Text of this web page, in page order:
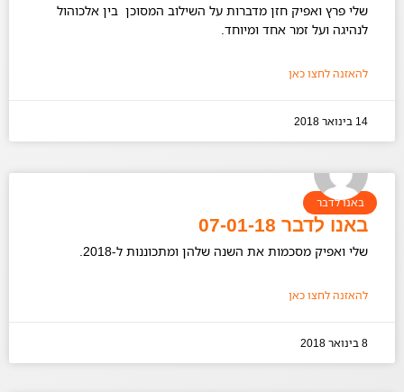
שלי פרץ ואפיק חזן מדברות על השילוב המסוכן בין אלכוהול
לנהיגה ועל זמר אחד ומיוחד.
להאזנה לחצו כאן
14 בינואר 2018
באנו לדבר
באנו לדבר 07-01-18
שלי ואפיק מסכמות את השנה שלהן ומתכוננות ל-2018.
להאזנה לחצו כאן
8 בינואר 2018